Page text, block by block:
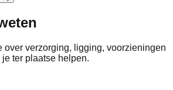
over verzorging, ligging, voorzieningen
ter plaatse helpen.